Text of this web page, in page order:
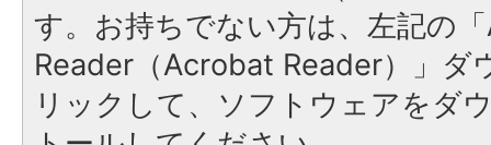
す。お持ちでない方は、左記の
Reader（Acrobat Reader）」ダ
リックして、ソフトウェアをダ